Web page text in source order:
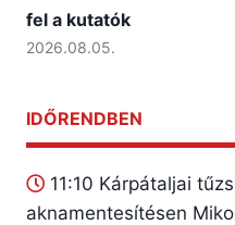
fel a kutatók
2026.08.05.
IDŐRENDBEN
11:10 Kárpátaljai
aknamentesítésen